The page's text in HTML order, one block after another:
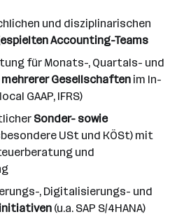
und disziplinarischen
Accounting-Teams
für Monats-, Quartals- und
Gesellschaften im In-
GAAP, IFRS)
Sonder- sowie
USt und KÖSt) mit
und
, Digitalisierungs- und
(u.a. SAP S/4HANA)